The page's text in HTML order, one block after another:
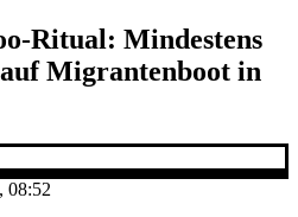
Ritual: Mindestens
Migrantenboot in
08:52